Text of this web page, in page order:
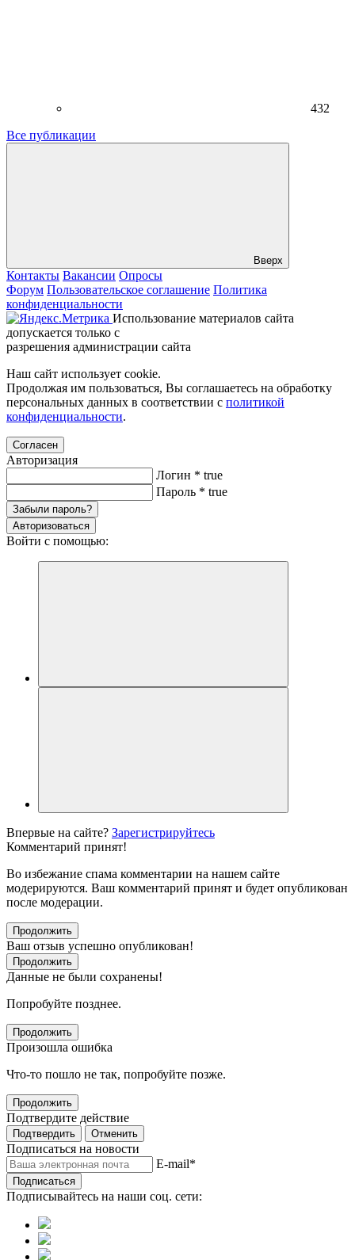
432
Все публикации
Вверх
Контакты Вакансии Опросы
Форум Пользовательское соглашение Политика
конфиденциальности
Использование материалов сайта
допускается только с
разрешения администрации сайта
Наш сайт использует cookie.
Продолжая им пользоваться, Вы соглашаетесь на обработку
персональных данных в соответствии с политикой
конфиденциальности.
Согласен
Авторизация
Логин * true
Пароль * true
Забыли пароль?
Авторизоваться
Войти с помощью:
Впервые на сайте? Зарегистрируйтесь
Комментарий принят!
Во избежание спама комментарии на нашем сайте
модерируются. Ваш комментарий принят и будет опубликован
после модерации.
Продолжить
Ваш отзыв успешно опубликован!
Продолжить
Данные не были сохранены!
Попробуйте позднее.
Продолжить
Произошла ошибка
Что-то пошло не так, попробуйте позже.
Продолжить
Подтвердите действие
Подтвердить Отменить
Подписаться на новости
E-mail*
Подписаться
Подписывайтесь на наши соц. сети: